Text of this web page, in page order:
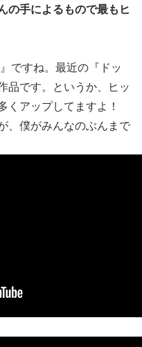
手によるもので最もヒ
ですね。最近の『ドッ
品です。というか、ヒッ
くアップしてますよ！
、僕がみんなのぶんまで